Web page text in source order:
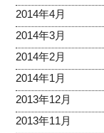
2014年4月
2014年3月
2014年2月
2014年1月
2013年12月
2013年11月